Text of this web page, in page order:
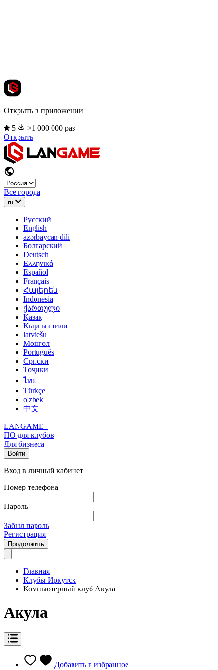
Открыть в приложении
5
>1 000 000 раз
Открыть
Все города
ru
Русский
English
azərbaycan dili
Болгарский
Deutsch
Ελληνικά
Español
Français
Հայերեն
Indonesia
ქართული
Қазақ
Кыргыз тили
latviešu
Монгол
Português
Српски
Тоҷикӣ
ไทย
Türkçe
o'zbek
中文
LANGAME+
ПО для клубов
Для бизнеса
Войти
Вход в личный кабинет
Номер телефона
Пароль
Забыл пароль
Регистрация
Продолжить
Главная
Клубы Иркутск
Компьютерный клуб Акула
Акула
Добавить в избранное